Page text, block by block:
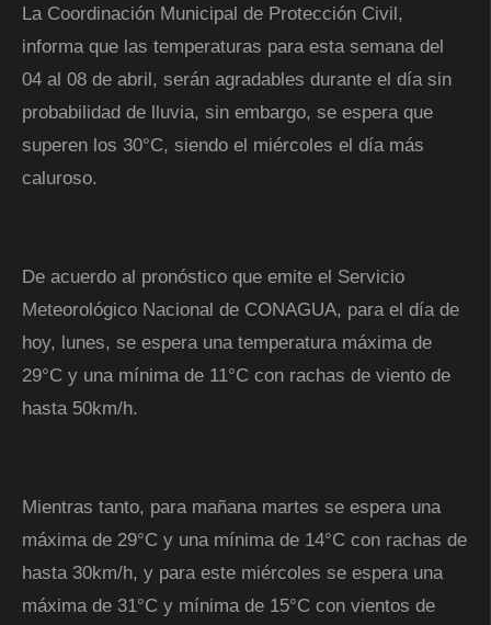
La Coordinación Municipal de Protección Civil,
informa que las temperaturas para esta semana del
04 al 08 de abril, serán agradables durante el día sin
probabilidad de lluvia, sin embargo, se espera que
superen los 30°C, siendo el miércoles el día más
caluroso.
De acuerdo al pronóstico que emite el Servicio
Meteorológico Nacional de CONAGUA, para el día de
hoy, lunes, se espera una temperatura máxima de
29°C y una mínima de 11°C con rachas de viento de
hasta 50km/h.
Mientras tanto, para mañana martes se espera una
máxima de 29°C y una mínima de 14°C con rachas de
hasta 30km/h, y para este miércoles se espera una
máxima de 31°C y mínima de 15°C con vientos de